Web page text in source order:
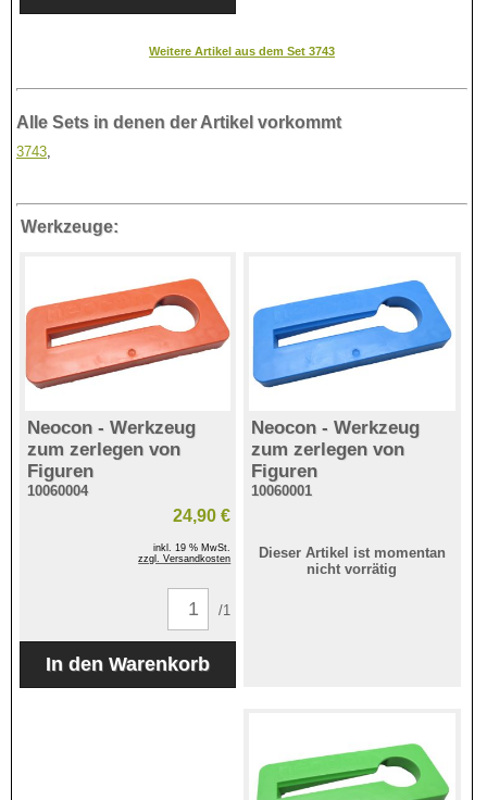
Weitere Artikel aus dem Set 3743
Alle Sets in denen der Artikel vorkommt
3743,
Werkzeuge:
Neocon - Werkzeug
zum zerlegen von
Figuren
10060004
24,90 €
inkl. 19 % MwSt.
zzgl. Versandkosten
/1
Neocon - Werkzeug
zum zerlegen von
Figuren
10060001
Dieser Artikel ist momentan
nicht vorrätig